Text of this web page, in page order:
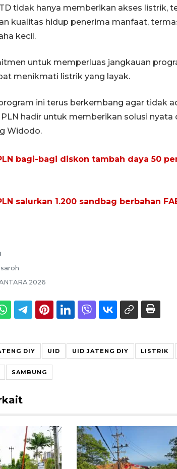
tidak hanya memberikan akses listrik,
kualitas hidup penerima manfaat,
kecil.
untuk memperluas jangkauan
menikmati listrik yang layak.
ini terus berkembang agar tidak
hadir untuk memberikan solusi nyata
Widodo.
bagi-bagi diskon tambah daya 50
salurkan 1.200 sandbag berbahan
2026
DIY UID UID JATENG DIY LISTRIK
SAMBUNG